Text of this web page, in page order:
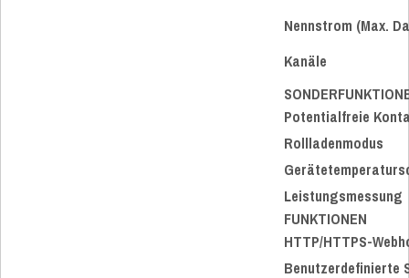
Nennstrom (Max.
Kanäle
Potentialfreie
Rollladenmodus
Leistungsmessung
FUNKTIONEN
HTTP/HTTPS-
Benutzerdefinierte